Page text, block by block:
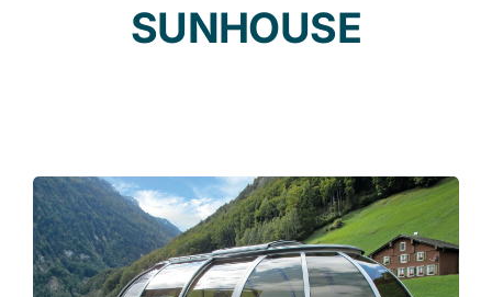
SUNHOUSE